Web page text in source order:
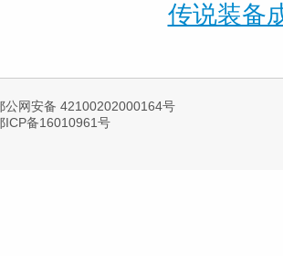
传说装备
公网安备 42100202000164号
ICP备16010961号